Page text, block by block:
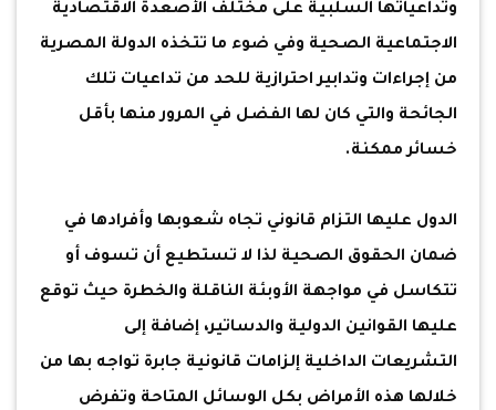
وتداعياتها السلبية على مختلف الأصعدة الاقتصادية
الاجتماعية الصحية وفي ضوء ما تتخذه الدولة المصرية
من إجراءات وتدابير احترازية للحد من تداعيات تلك
الجائحة والتي كان لها الفضل في المرور منها بأقل
خسائر ممكنة.
الدول عليها التزام قانوني تجاه شعوبها وأفرادها في
ضمان الحقوق الصحية لذا لا تستطيع أن تسوف أو
تتكاسل في مواجهة الأوبئة الناقلة والخطرة حيث توقع
عليها القوانين الدولية والدساتير، إضافة إلى
التشريعات الداخلية إلزامات قانونية جابرة تواجه بها من
خلالها هذه الأمراض بكل الوسائل المتاحة وتفرض